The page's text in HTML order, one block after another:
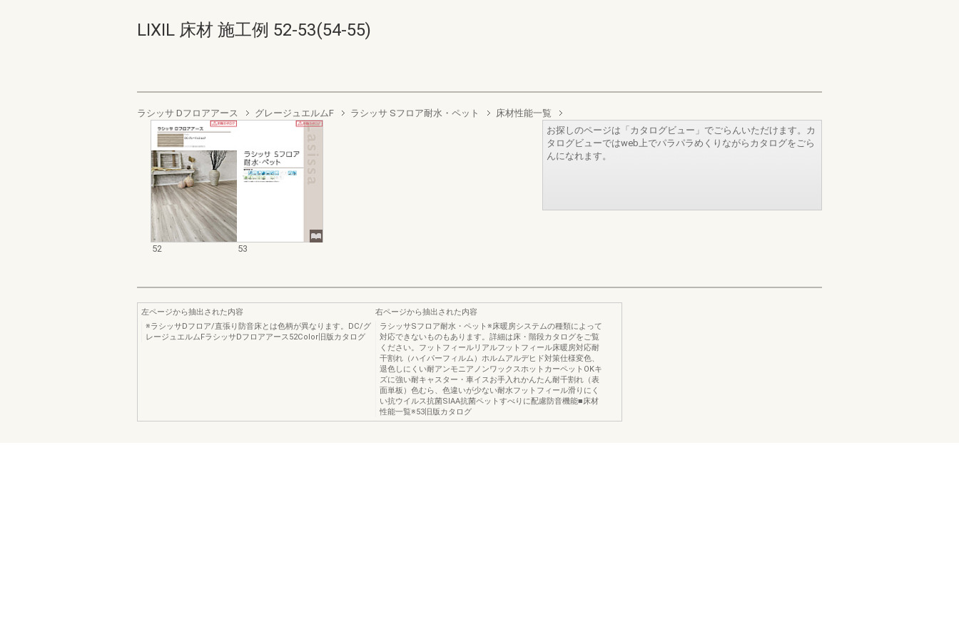
LIXIL 床材 施工例 52-53(54-55)
ラシッサ Dフロアアース グレージュエルムF ラシッサ Sフロア耐水・ペット 床材性能一覧
52 53
お探しのページは「カタログビュー」でごらんいただけます。カ
タログビューではweb上でパラパラめくりながらカタログをごら
んになれます。
左ページから抽出された内容
※ラシッサDフロア/直張り防音床とは色柄が異なります。DC/グ
レージュエルムFラシッサDフロアアース52Color旧版カタログ
右ページから抽出された内容
ラシッサSフロア耐水・ペット※床暖房システムの種類によって
対応できないものもあります。詳細は床・階段カタログをご覧
ください。フットフィールリアルフットフィール床暖房対応耐
干割れ（ハイパーフィルム）ホルムアルデヒド対策仕様変色、
退色しにくい耐アンモニアノンワックスホットカーペットOKキ
ズに強い耐キャスター・車イスお手入れかんたん耐千割れ（表
面単板）色むら、色違いが少ない耐水フットフィール滑りにく
い抗ウイルス抗菌SIAA抗菌ペットすべりに配慮防音機能■床材
性能一覧※53旧版カタログ